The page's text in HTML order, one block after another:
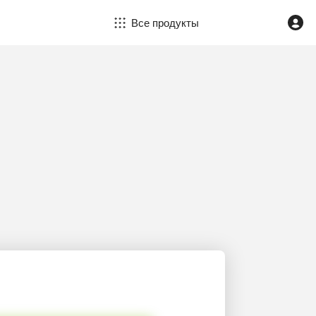
Все продукты